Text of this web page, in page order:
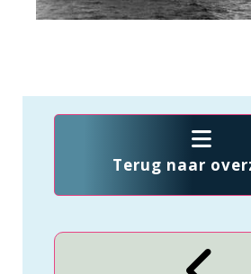
Terug naar